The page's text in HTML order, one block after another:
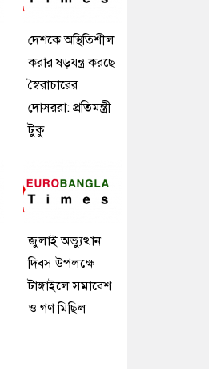
দেশকে অস্থিতিশীল
করার ষড়যন্ত্র করছে
স্বৈরাচারের
দোসররা: প্রতিমন্ত্রী
টুকু
জুলাই অভ্যুত্থান
দিবস উপলক্ষে
টাঙ্গাইলে সমাবেশ
ও গণ মিছিল